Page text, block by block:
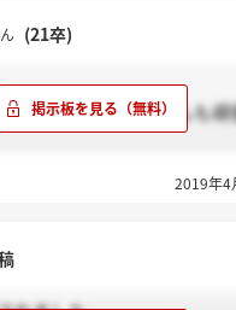
ださいね
(21卒)
ざいます。宮宮宮さんも頑
2019年4